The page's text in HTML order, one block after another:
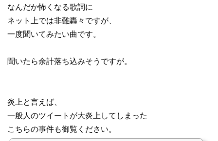
なんだか怖くなる歌詞に
ネット上では非難轟々ですが、
一度聞いてみたい曲です。
聞いたら余計落ち込みそうですが。
炎上と言えば、
一般人のツイートが大炎上してしまった
こちらの事件も御覧ください。